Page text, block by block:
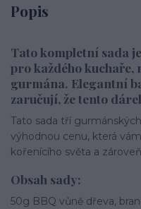
Popis
Tato kompletní sada
pro každého
gurmána. Elegantní
zaručují, že tento
Tato sada tří
výhodnou cenu, která
kořenícího světa a
Obsah sady:
50g BBQ vůně dřeva,